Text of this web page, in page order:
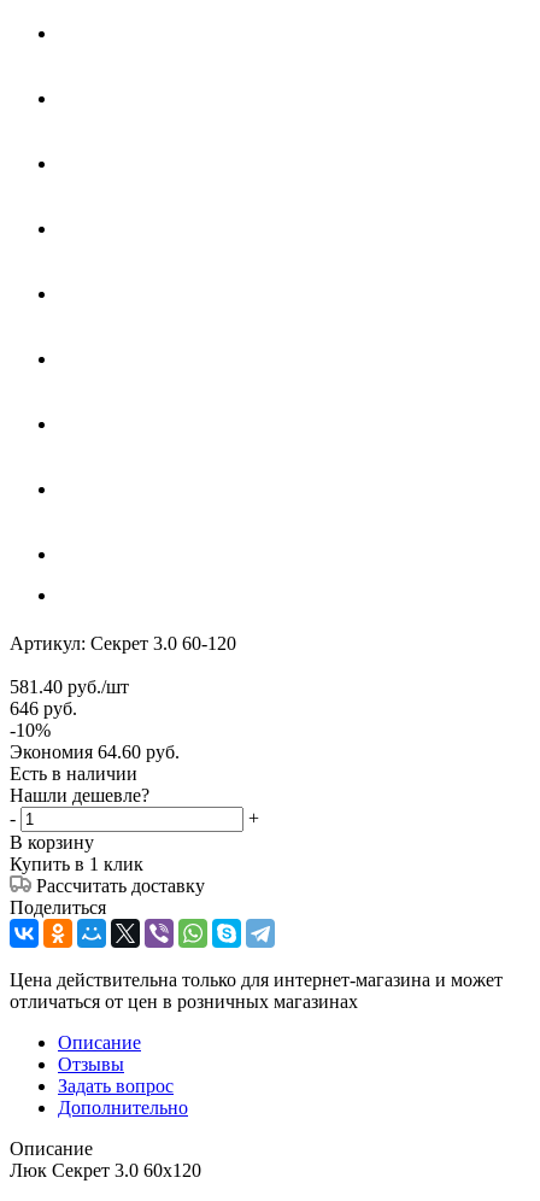
Артикул: Секрет 3.0 60-120
581.40 руб./шт
646 руб.
-10%
Экономия 64.60 руб.
Есть в наличии
Нашли дешевле?
-
+
В корзину
Купить в 1 клик
Рассчитать доставку
Поделиться
Цена действительна только для интернет-магазина и может
отличаться от цен в розничных магазинах
Описание
Отзывы
Задать вопрос
Дополнительно
Описание
Люк Секрет 3.0 60x120